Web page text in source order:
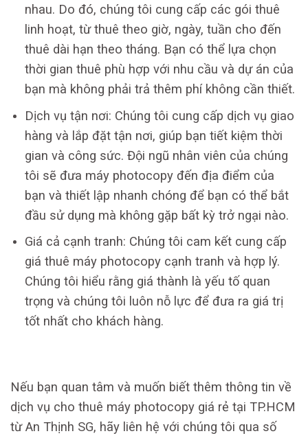
nhau. Do đó, chúng tôi cung cấp các gói thuê
linh hoạt, từ thuê theo giờ, ngày, tuần cho đến
thuê dài hạn theo tháng. Bạn có thể lựa chọn
thời gian thuê phù hợp với nhu cầu và dự án của
bạn mà không phải trả thêm phí không cần thiết.
Dịch vụ tận nơi: Chúng tôi cung cấp dịch vụ giao
hàng và lắp đặt tận nơi, giúp bạn tiết kiệm thời
gian và công sức. Đội ngũ nhân viên của chúng
tôi sẽ đưa máy photocopy đến địa điểm của
bạn và thiết lập nhanh chóng để bạn có thể bắt
đầu sử dụng mà không gặp bất kỳ trở ngại nào.
Giá cả cạnh tranh: Chúng tôi cam kết cung cấp
giá thuê máy photocopy cạnh tranh và hợp lý.
Chúng tôi hiểu rằng giá thành là yếu tố quan
trọng và chúng tôi luôn nỗ lực để đưa ra giá trị
tốt nhất cho khách hàng.
Nếu bạn quan tâm và muốn biết thêm thông tin về
dịch vụ cho thuê máy photocopy giá rẻ tại TP.HCM
từ An Thịnh SG, hãy liên hệ với chúng tôi qua số